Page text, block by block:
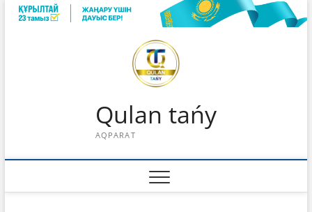
Skip
Qulan tańy
AQPARAT